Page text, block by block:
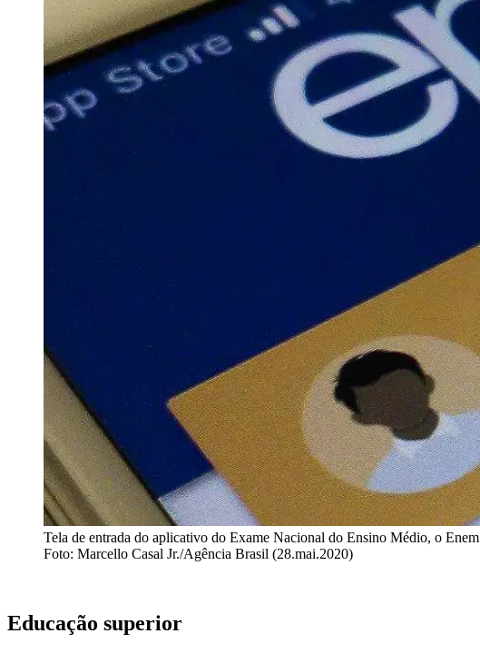
Tela de entrada do aplicativo do Exame Nacional do Ensino Médio, o Enem
Foto: Marcello Casal Jr./Agência Brasil (28.mai.2020)
Educação superior